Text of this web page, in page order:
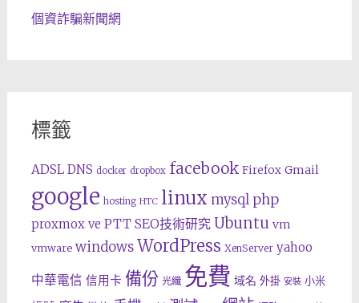
個資詐騙新聞網
標籤
ADSL DNS docker dropbox facebook Firefox Gmail
google hosting HTC linux mysql php
proxmox ve PTT SEO技術研究 Ubuntu vm
vmware windows WordPress XenServer yahoo
中華電信 信用卡 備份 光纖 免費 域名 外掛 安裝 小米